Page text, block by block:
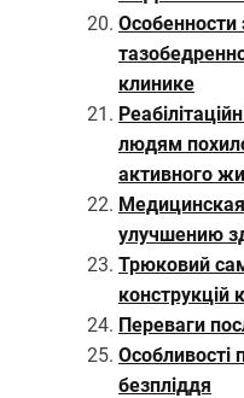
Особенности
клинике
людям
активного
улучшению
Трюковий
конструкцій
Переваги
Особливості
безпліддя